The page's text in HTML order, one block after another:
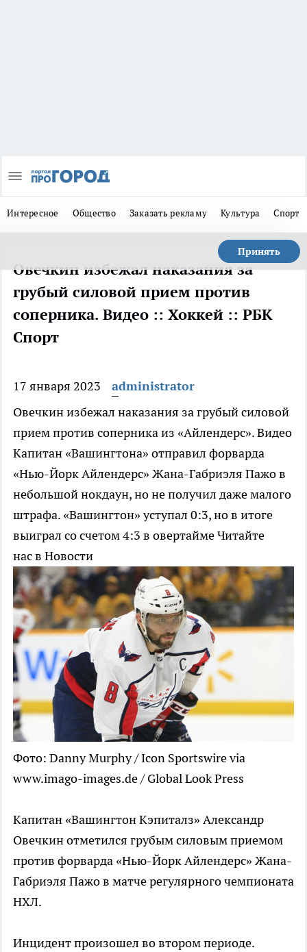
Интересное Общество Заказать рекламу Культура Спорт
Принять
Овечкин избежал наказания за
грубый силовой прием против
соперника. Видео :: Хоккей :: РБК
Спорт
17 января 2023
administrator
Овечкин избежал наказания за грубый силовой
прием против соперника из «Айлендерс». Видео
Капитан «Вашингтона» отправил форварда
«Нью-Йорк Айлендерс» Жана-Габриэля Пажо в
небольшой нокдаун, но не получил даже малого
штрафа. «Вашингтон» уступал 0:3, но в итоге
выиграл со счетом 4:3 в овертаймеЧитайте
нас в Новости
Фото: Danny Murphy / Icon Sportswire via
www.imago-images.de / Global Look Press
Капитан «Вашингтон Кэпиталз» Александр
Овечкин отметился грубым силовым приемом
против форварда «Нью-Йорк Айлендерс» Жана-
Габриэля Пажо в матче регулярного чемпионата
НХЛ.
Инцидент произошел во втором периоде.